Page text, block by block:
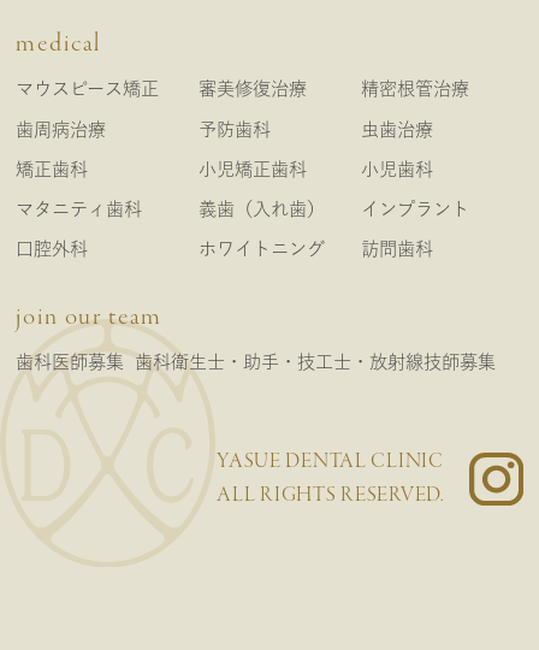
medical
マウスピース矯正 審美修復治療 精密根管治療
歯周病治療 予防歯科 虫歯治療
矯正歯科 小児矯正歯科 小児歯科
マタニティ歯科 義歯（入れ歯） インプラント
口腔外科 ホワイトニング 訪問歯科
join our team
歯科医師募集 歯科衛生士・助手・技工士・放射線技師募集
YASUE DENTAL CLINIC
ALL RIGHTS RESERVED.